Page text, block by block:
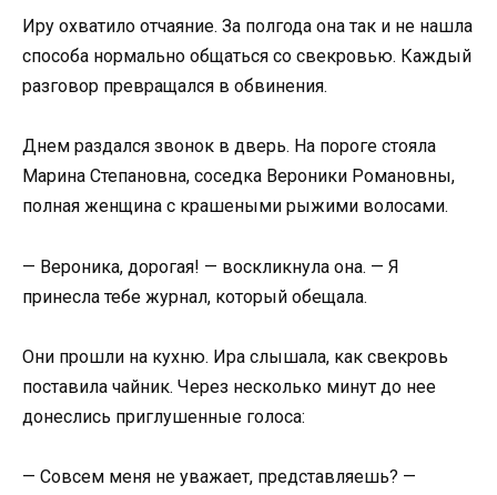
Иру охватило отчаяние. За полгода она так и не нашла
способа нормально общаться со свекровью. Каждый
разговор превращался в обвинения.
Днем раздался звонок в дверь. На пороге стояла
Марина Степановна, соседка Вероники Романовны,
полная женщина с крашеными рыжими волосами.
— Вероника, дорогая! — воскликнула она. — Я
принесла тебе журнал, который обещала.
Они прошли на кухню. Ира слышала, как свекровь
поставила чайник. Через несколько минут до нее
донеслись приглушенные голоса:
— Совсем меня не уважает, представляешь? —